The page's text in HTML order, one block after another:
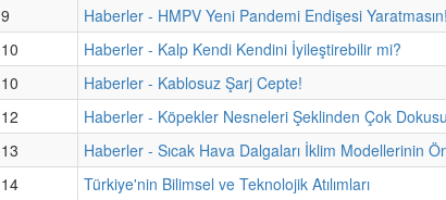
9
Haberler - HMPV Yeni Pandemi Endişesi Yaratmasın!
10
Haberler - Kalp Kendi Kendini İyileştirebilir mi?
10
Haberler - Kablosuz Şarj Cepte!
12
Haberler - Köpekler Nesneleri Şeklinden Çok
13
Haberler - Sıcak Hava Dalgaları İklim Modellerinin
14
Türkiye'nin Bilimsel ve Teknolojik Atılımları